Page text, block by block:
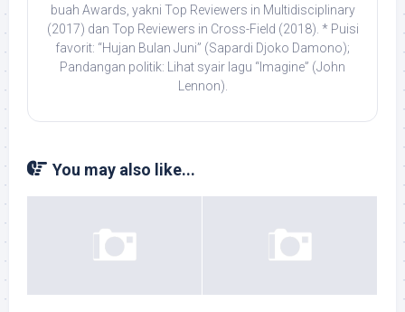
buah Awards, yakni Top Reviewers in Multidisciplinary
(2017) dan Top Reviewers in Cross-Field (2018). * Puisi
favorit: “Hujan Bulan Juni” (Sapardi Djoko Damono);
Pandangan politik: Lihat syair lagu “Imagine” (John
Lennon).
You may also like...